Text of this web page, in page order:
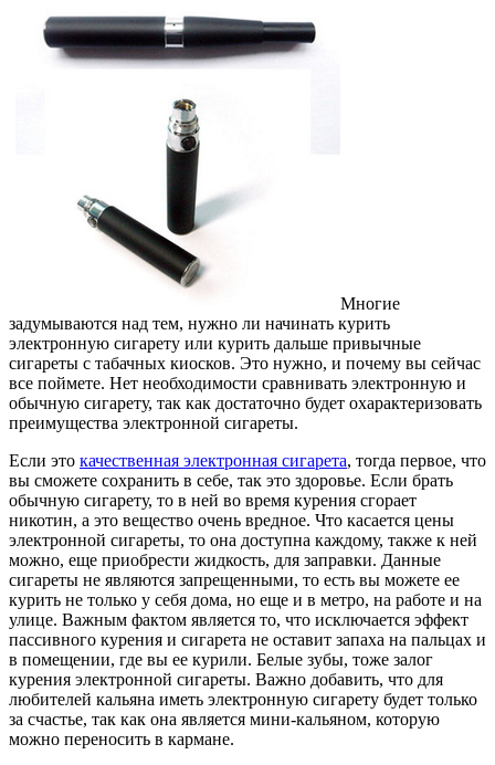
Многие
задумываются над тем, нужно ли начинать курить
электронную сигарету или курить дальше привычные
сигареты с табачных киосков. Это нужно, и почему вы сейчас
все поймете. Нет необходимости сравнивать электронную и
обычную сигарету, так как достаточно будет охарактеризовать
преимущества электронной сигареты.
Если это качественная электронная сигарета, тогда первое, что
вы сможете сохранить в себе, так это здоровье. Если брать
обычную сигарету, то в ней во время курения сгорает
никотин, а это вещество очень вредное. Что касается цены
электронной сигареты, то она доступна каждому, также к ней
можно, еще приобрести жидкость, для заправки. Данные
сигареты не являются запрещенными, то есть вы можете ее
курить не только у себя дома, но еще и в метро, на работе и на
улице. Важным фактом является то, что исключается эффект
пассивного курения и сигарета не оставит запаха на пальцах и
в помещении, где вы ее курили. Белые зубы, тоже залог
курения электронной сигареты. Важно добавить, что для
любителей кальяна иметь электронную сигарету будет только
за счастье, так как она является мини-кальяном, которую
можно переносить в кармане.